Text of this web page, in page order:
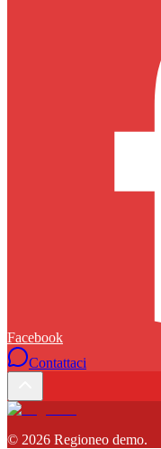
Facebook
Contattaci
© 2026 Regioneo demo.